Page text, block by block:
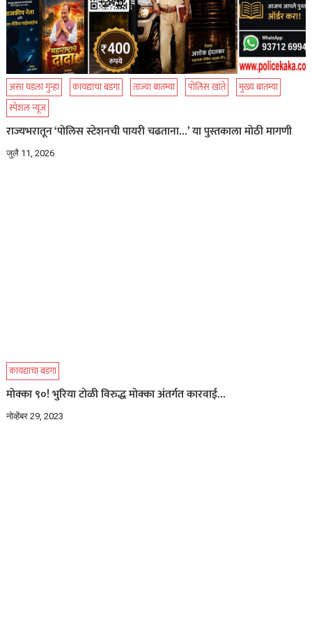
असा घडला गुन्हा कायद्याचा बडगा ताज्या बातम्या पोलिस खाते
मुख्य बातम्या
स्पेशल न्यूज
राज्यभरातून ‘पोलिस स्टेशनची पायरी चढताना…’ या पुस्तकाला मोठी मागणी
जुलै 11, 2026
कायद्याचा बडगा
मोक्का ९०! भुरिया टोळी विरुद्ध मोक्का अंतर्गत कारवाई…
नोव्हेंबर 29, 2023